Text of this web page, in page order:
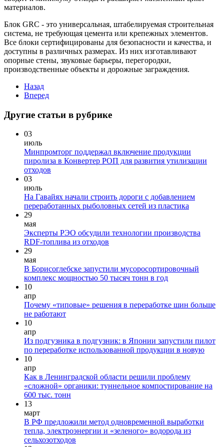
материалов.
Блок GRC - это универсальная, штабелируемая строительная
система, не требующая цемента или крепежных элементов.
Все блоки сертифицированы для безопасности и качества, и
доступны в различных размерах. Из них изготавливают
опорные стены, звуковые барьеры, перегородки,
производственные объекты и дорожные заграждения.
Назад
Вперед
Другие статьи в рубрике
03
июль
Минпромторг поддержал включение продукции
пиролиза в Конвертер РОП для развития утилизации
отходов
03
июль
На Гавайях начали строить дороги с добавлением
переработанных рыболовных сетей из пластика
29
мая
Эксперты РЭО обсудили технологии производства
RDF-топлива из отходов
29
мая
В Борисоглебске запустили мусоросортировочный
комплекс мощностью 50 тысяч тонн в год
10
апр
Почему «типовые» решения в переработке шин больше
не работают
10
апр
Из подгузника в подгузник: в Японии запустили пилот
по переработке использованной продукции в новую
10
апр
Как в Ленинградской области решили проблему
«сложной» органики: туннельное компостирование на
600 тыс. тонн
13
март
В РФ предложили метод одновременной выработки
тепла, электроэнергии и «зеленого» водорода из
сельхозотходов